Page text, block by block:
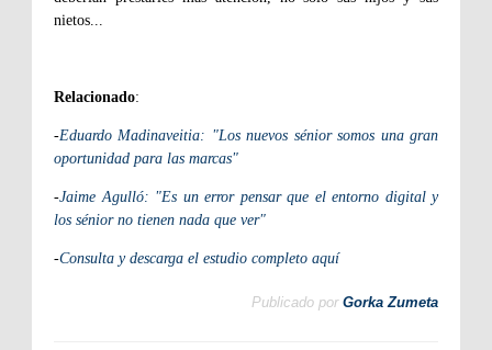
nietos...
Relacionado:
-Eduardo Madinaveitia: "Los nuevos sénior somos una gran
oportunidad para las marcas"
-Jaime Agulló: "Es un error pensar que el entorno digital y
los sénior no tienen nada que ver"
-Consulta y descarga el estudio completo aquí
Publicado por Gorka Zumeta